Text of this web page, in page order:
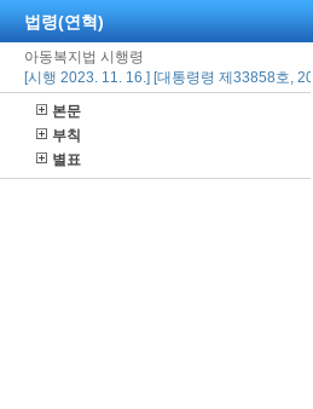
법령(연혁)
아동복지법 시행령
[시행 2023. 11. 16.] [대통령령 제33858호,
본문
부칙
별표